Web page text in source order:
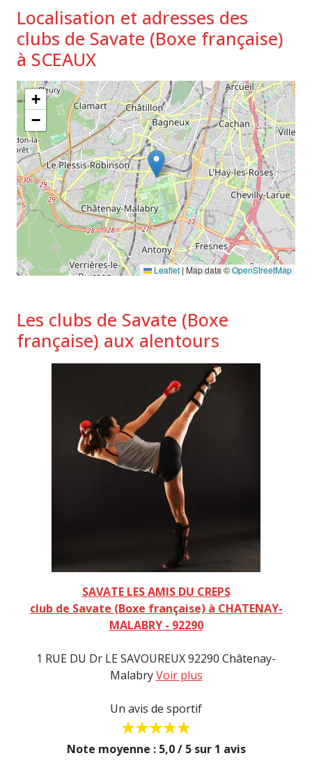
Localisation et adresses des
clubs de Savate (Boxe française)
à SCEAUX
+
−
Leaflet|Map data ©OpenStreetMap
Les clubs de Savate (Boxe
française) aux alentours
SAVATE LES AMIS DU CREPS
club de Savate (Boxe française) à CHATENAY-
MALABRY - 92290
1 RUE DU Dr LE SAVOUREUX 92290 Châtenay-
MalabryVoir plus
Un avis de sportif
Note moyenne : 5,0 / 5 sur 1 avis